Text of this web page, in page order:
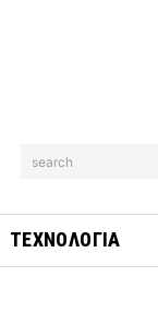
search
ΤΕΧΝΟΛΟΓΙΑ